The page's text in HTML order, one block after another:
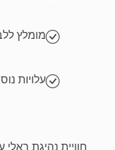
מומלץ
עלויות
חוויית נהיגת ראלי